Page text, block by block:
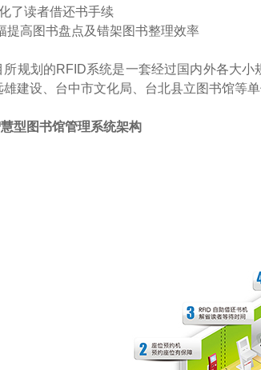
了读者借还书手续
提高图书盘点及错架图书整理效率
所规划的RFID系统是一套经过国内外各大
雄建设、台中市文化局、台北县立图书馆等
型图书馆管理系统架构